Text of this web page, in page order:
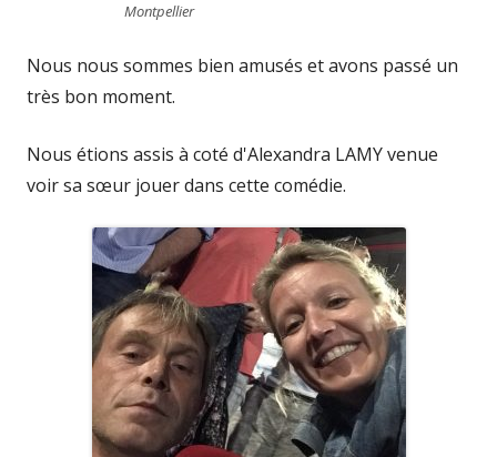
Montpellier
Nous nous sommes bien amusés et avons passé un
très bon moment.
Nous étions assis à coté d'Alexandra LAMY venue
voir sa sœur jouer dans cette comédie.